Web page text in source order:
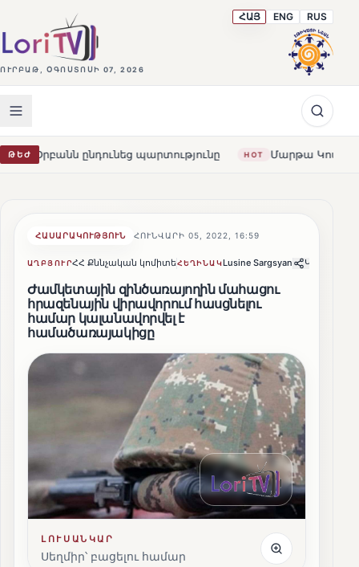
ՈՒՐԲԱԹ, ՕԳՈՍՏՈՍԻ 07, 2026
ՀԱՅ ENG RUS
ԹԵԺ պարտությունը HOT Մարթա Կոս. «Հայաստանն ու
ՀԱՍԱՐԱԿՈՒԹՅՈՒՆ ՀՈՒՆՎԱՐԻ 05, 2022, 16:59
ԱՂԲՅՈՒՐՀՀ Քննչական կոմիտեՀԵՂԻՆԱԿLusine Sargsyan Կիսվել
Ժամկետային զինծառայողին մահացու
հրազենային վիրավորում հասցնելու
համար կալանավորվել է
համածառայակիցը
ԼՈՒՍԱՆԿԱՐ
Սեղմիր՝ բացելու համար